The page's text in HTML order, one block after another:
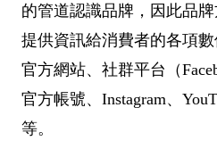
的管道認識品牌，因此品
提供資訊給消費者的各項
官方網站、社群平台（
官方帳號、Instagram、
等。